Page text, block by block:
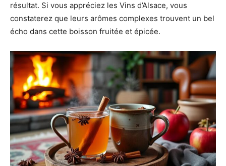
résultat. Si vous appréciez les Vins d’Alsace, vous
constaterez que leurs arômes complexes trouvent un bel
écho dans cette boisson fruitée et épicée.